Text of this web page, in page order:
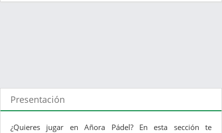
Presentación
¿Quieres jugar en Añora Pádel? En esta sección te